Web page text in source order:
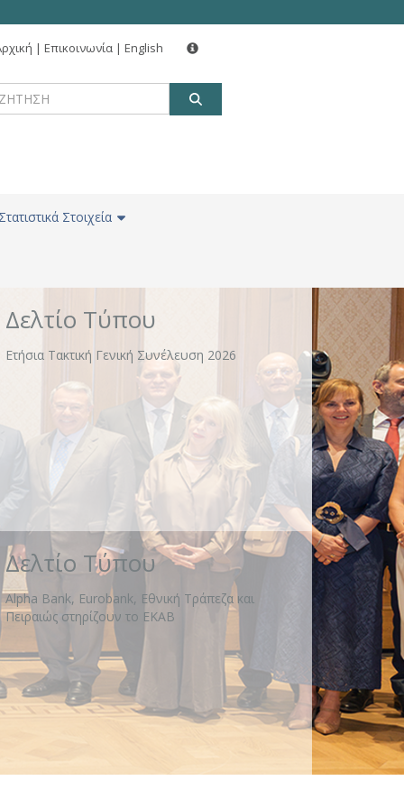
| Επικοινωνία | English
Στατιστικά Στοιχεία
Δελτίο Τύπου
Νέα δωρεά 160 εκατ. ευρώ για την αναβάθμιση
Δελτίο Τύπου
Ετήσια Τακτική Γενική Συνέλευση 2026
Δελτίο Τύπου
Alpha Bank, Eurobank, Εθνική Τράπεζα και
Πειραιώς στηρίζουν το ΕΚΑΒ